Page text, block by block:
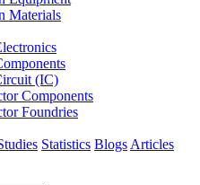
Materials
(IC)
Components
Foundries
Statistics Blogs Articles